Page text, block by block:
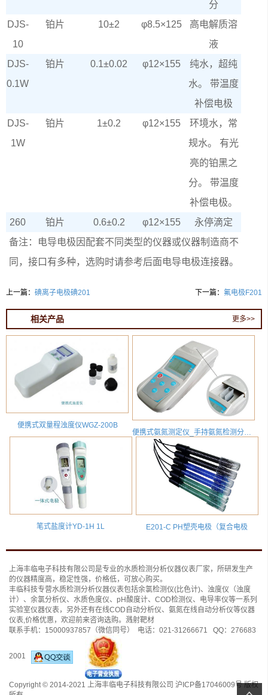
分
DJS-
10
铂片 10±2 φ8.5×125
高电解质溶
液
DJS-
0.1W
铂片 0.1±0.02 φ12×155
纯水，超纯
水。 带温度
补偿电极
DJS-
1W
铂片 1±0.2 φ12×155
环境水，常
规水。 有光
亮的铂黑之
分。 带温度
补偿电极。
260
铂片 0.6±0.2 φ12×155
永停滴定
备注：电导电极因配套不同类型的仪器或仪器制造商不
同，接口有多种，选购时请参考后面电导电极连接器。
上一篇： 碘离子电极碘201 下一篇： 氟电极F201
更多>>
相关产品
便携式双量程浊度仪WGZ-200B
便携式氨氮测定仪_手持氨氮检测分析仪_AD-82B
笔式盐度计YD-1H 1L E201-C PH塑壳电极（复合电极
上海丰临电子科技有限公司是专业的水质检测分析仪器仪表厂家，所研发生产
的仪器精度高，稳定性强，价格低，可放心购买。
丰临科技专营水质检测分析仪器仪表包括余氯检测仪(比色计)、 浊度仪（浊度
计） 、 余氯分析仪、 水质色度仪、 pH酸度计、 COD检测仪、 电导率仪等一系列
实验室仪器仪表，另外还有在线COD自动分析仪、 氨氮在线自动分析仪等仪器
仪表,价格优惠，欢迎前来咨询选购。 溅射靶材
联系手机： 15000937857 （微信同号） 电话： 021-31266671 QQ： 276683
2001
Copyright © 2014-2021 上海丰临电子科技有限公司 沪ICP备17046009号版权